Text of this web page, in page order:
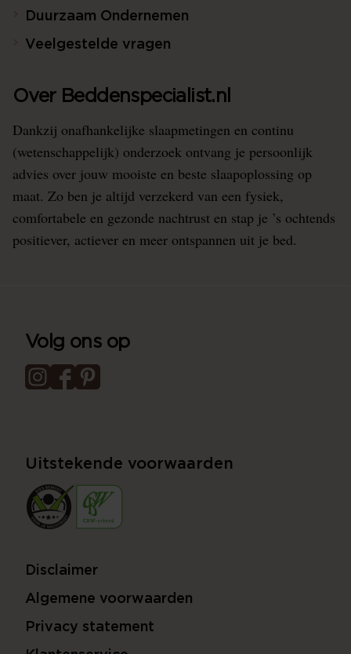
Duurzaam Ondernemen
Veelgestelde vragen
Over Beddenspecialist.nl
Dankzij onafhankelijke slaapmetingen en continu
(wetenschappelijk) onderzoek ontvang je persoonlijk
advies over jouw mooiste en beste slaapoplossing op
maat. Zo ben je altijd verzekerd van een fysiek,
comfortabele en gezonde nachtrust en stap je ’s ochtends
positiever, actiever en meer ontspannen uit je bed.
Volg ons op
Uitstekende voorwaarden
Disclaimer
Algemene voorwaarden
Privacy statement